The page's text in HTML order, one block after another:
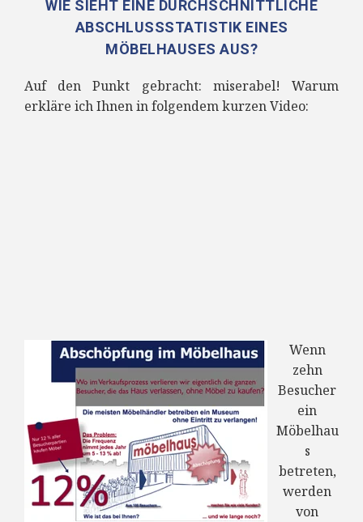
WIE SIEHT EINE DURCHSCHNITTLICHE
ABSCHLUSSSTATISTIK EINES
MÖBELHAUSES AUS?
Auf den Punkt gebracht: miserabel! Warum
erkläre ich Ihnen in folgendem kurzen Video:
Wenn
zehn
Besucher
ein
Möbelhau
s
betreten,
werden
von